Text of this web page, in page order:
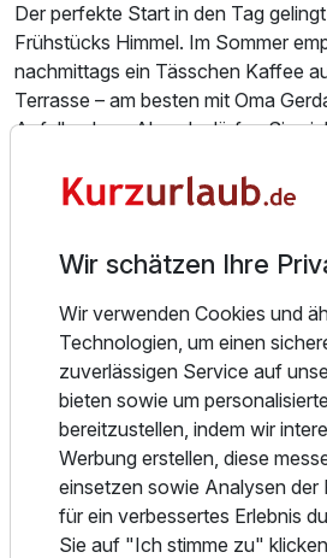
Suite/n
2 Erwachsene
Ausstattung
Der perfekte Start in den Tag
Frühstücks Himmel. Im Sommer
nachmittags ein Tässchen Kaffee
Terrasse – am besten mit Oma
Apfelkuchen. Abends dürfen Sie
zum Ausklang eines herrlichen
selbst kreierten Cocktails.
Genüsse für Gaumen und Herz,
Jahrzehnten. Mittlerweile steht die
Familie Stoll in der Küche und
auf die Teller der Gäste. Auch für
Tagungen und Firmenevents im
Landhotel Talblick in Neuweiler-
beliebte Adresse. Gerne erstellen
individuelles Angebot.
Wir schätzen Ihre
Wir verwenden Cookies und
Technologien, um einen
zuverlässigen Service auf
bieten sowie um
bereitzustellen, indem wir
Werbung erstellen, diese
einsetzen sowie Analysen
für ein verbessertes Erlebnis
Sie auf "Ich stimme zu"